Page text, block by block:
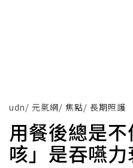
udn/ 元氣網/ 焦點/ 長期照護
用餐後總是
咳」是吞嚥